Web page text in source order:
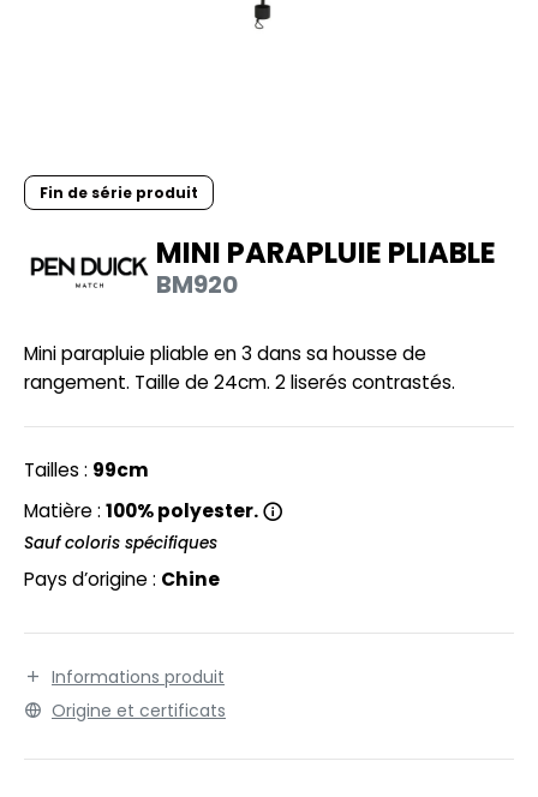
MODULABLES
LABEL / TEAR AWAY
Fin de série produit
MINI PARAPLUIE PLIABLE
BM920
Mini parapluie pliable en 3 dans sa housse de
rangement. Taille de 24cm. 2 liserés contrastés.
Tailles : 99cm
Matière : 100% polyester.
Sauf coloris spécifiques
Pays d’origine : Chine
Informations produit
Origine et certificats